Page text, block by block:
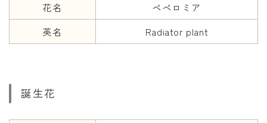
花名
ペペロミア
英名
Radiator plant
誕生花